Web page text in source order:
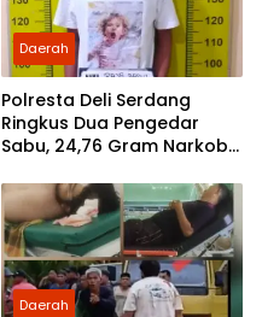
Daerah
Polresta Deli Serdang
Ringkus Dua Pengedar
Sabu, 24,76 Gram Narkoba
Daerah